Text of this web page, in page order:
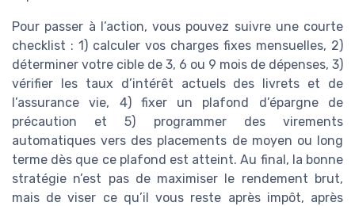
Pour passer à l’action, vous pouvez suivre une courte
checklist : 1) calculer vos charges fixes mensuelles, 2)
déterminer votre cible de 3, 6 ou 9 mois de dépenses, 3)
vérifier les taux d’intérêt actuels des livrets et de
l’assurance vie, 4) fixer un plafond d’épargne de
précaution et 5) programmer des virements
automatiques vers des placements de moyen ou long
terme dès que ce plafond est atteint. Au final, la bonne
stratégie n’est pas de maximiser le rendement brut,
mais de viser ce qu’il vous reste après impôt, après